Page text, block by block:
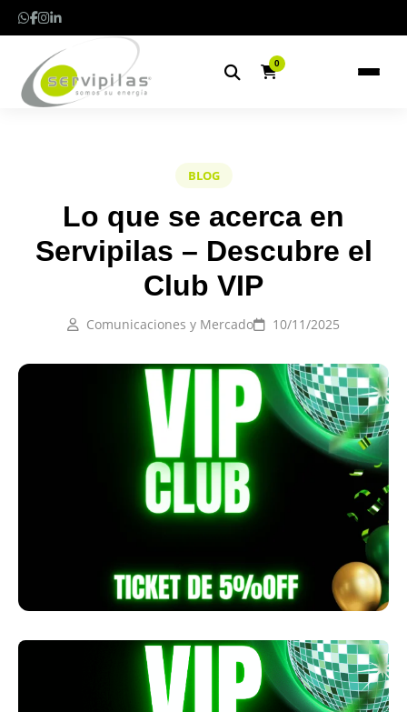
0
BLOG
Lo que se acerca en
Servipilas – Descubre el
Club VIP
Comunicaciones y Mercado 10/11/2025